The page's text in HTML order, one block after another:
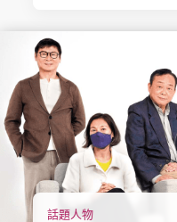
PCM 電腦廣場
話題人物